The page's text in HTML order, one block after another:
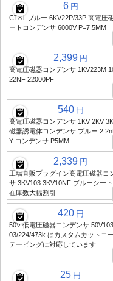
6 円
CT81 ブルー 6KV22P/33P 高電圧
ートコンデンサ 6000V P=7.5MM
2,399 円
高電圧磁器コンデンサ 1KV223M
22NF 22000PF
540 円
高電圧磁器コンデンサ 1KV 2KV
磁器誘電体コンデンサ ブルー
Y コンデンサ P5MM
2,339 円
工場直販プラグイン高電圧磁器コ
サ 3KV103 3KV10NF ブルーシー
在庫数大幅割引
420 円
50V 低電圧磁器コンデンサ
03/224/473k はカスタムカットコ
テーピングに対応しています
25 円